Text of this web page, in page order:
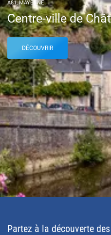
A81, MAYENNE
Centre-ville de
DÉCOUVRIR
Partez à la découverte